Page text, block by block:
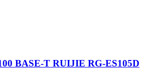
BASE-T RUIJIE RG-ES105D